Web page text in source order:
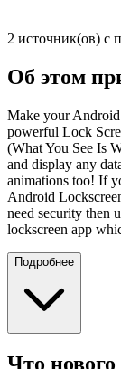
2 источник(ов) с
Об этом
Make your
powerful Lock
(What You See Is
and display any
animations too! If
Android
need security then
lockscreen app
Подробнее
Что нового